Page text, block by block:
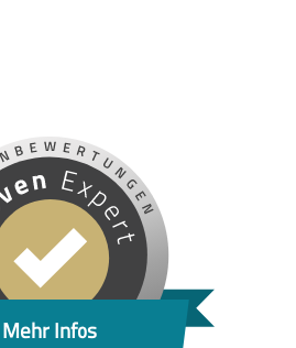
Mehr Infos